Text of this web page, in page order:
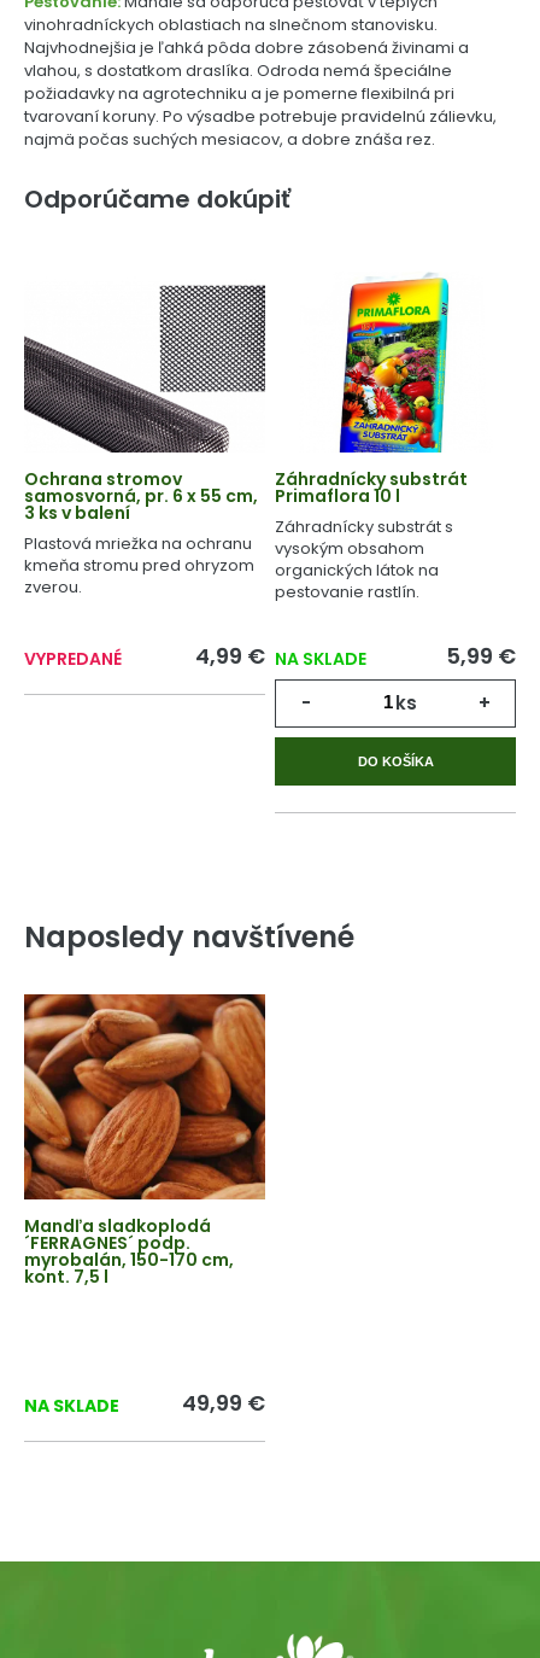
vinohradníckych oblastiach na slnečnom stanovisku.
Najvhodnejšia je ľahká pôda dobre zásobená živinami a
vlahou, s dostatkom draslíka. Odroda nemá špeciálne
požiadavky na agrotechniku a je pomerne flexibilná pri
tvarovaní koruny. Po výsadbe potrebuje pravidelnú zálievku,
najmä počas suchých mesiacov, a dobre znáša rez.
Odporúčame dokúpiť
Ochrana stromov
samosvorná, pr. 6 x 55 cm,
3 ks v balení
Plastová mriežka na ochranu
kmeňa stromu pred ohryzom
zverou.
VYPREDANÉ 4,99 €
Záhradnícky substrát
Primaflora 10 l
Záhradnícky substrát s
vysokým obsahom
organických látok na
pestovanie rastlín.
NA SKLADE 5,99 €
- ks +
DO KOŠÍKA
Naposledy navštívené
Mandľa sladkoplodá
´FERRAGNES´ podp.
myrobalán, 150-170 cm,
kont. 7,5 l
NA SKLADE 49,99 €